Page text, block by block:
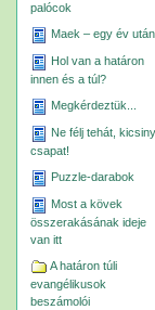
palócok
Maek – egy év után
Hol van a határon
innen és a túl?
Megkérdeztük...
Ne félj tehát, kicsiny
csapat!
Puzzle-darabok
Most a kövek
összerakásának ideje
van itt
A határon túli
evangélikusok
beszámolói